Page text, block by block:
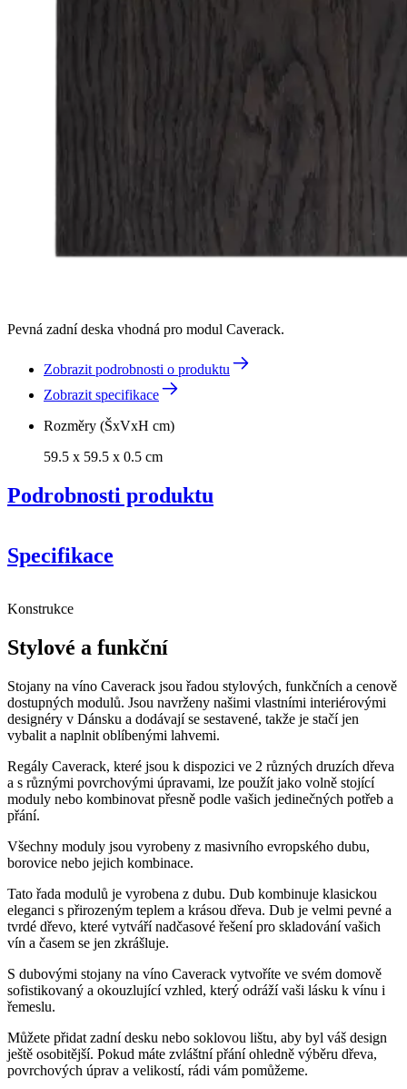
Pevná zadní deska vhodná pro modul Caverack.
Zobrazit podrobnosti o produktu
Zobrazit specifikace
Rozměry (ŠxVxH cm)
59.5 x 59.5 x 0.5 cm
Podrobnosti produktu
Specifikace
Obecné
VýrobceCaverack
ÚpravaUzený dub
Rozměry (ŠxVxH cm)
Výška (cm) 59.5
Šířka (cm)59.5
Hloubka (cm)0.5
Konstrukce
Stylové a funkční
Stojany na víno Caverack jsou řadou stylových, funkčních a cenově
dostupných modulů. Jsou navrženy našimi vlastními interiérovými
designéry v Dánsku a dodávají se sestavené, takže je stačí jen
vybalit a naplnit oblíbenými lahvemi.
Regály Caverack, které jsou k dispozici ve 2 různých druzích dřeva
a s různými povrchovými úpravami, lze použít jako volně stojící
moduly nebo kombinovat přesně podle vašich jedinečných potřeb a
přání.
Všechny moduly jsou vyrobeny z masivního evropského dubu,
borovice nebo jejich kombinace.
Tato řada modulů je vyrobena z dubu. Dub kombinuje klasickou
eleganci s přirozeným teplem a krásou dřeva. Dub je velmi pevné a
tvrdé dřevo, které vytváří nadčasové řešení pro skladování vašich
vín a časem se jen zkrášluje.
S dubovými stojany na víno Caverack vytvoříte ve svém domově
sofistikovaný a okouzlující vzhled, který odráží vaši lásku k vínu i
řemeslu.
Můžete přidat zadní desku nebo soklovou lištu, aby byl váš design
ještě osobitější. Pokud máte zvláštní přání ohledně výběru dřeva,
povrchových úprav a velikostí, rádi vám pomůžeme.